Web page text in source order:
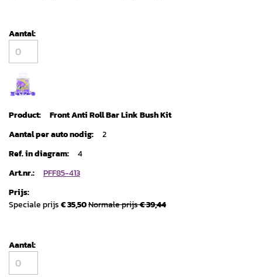
Front Anti Roll Bar Link Bush Kit
2
4
PFF85-413
Speciale prijs€ 35,50Normale prijs€ 39,44